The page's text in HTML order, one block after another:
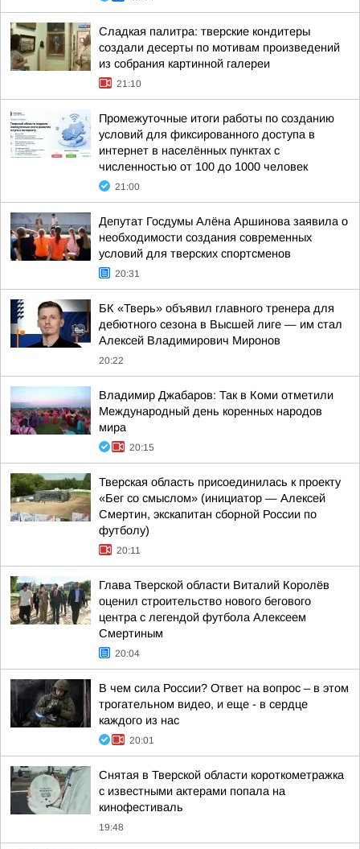
Сладкая палитра: тверские кондитеры
создали десерты по мотивам произведений
из собрания картинной галереи
21:10
Промежуточные итоги работы по созданию
условий для фиксированного доступа в
интернет в населённых пунктах с
численностью от 100 до 1000 человек
21:00
Депутат Госдумы Алёна Аршинова заявила о
необходимости создания современных
условий для тверских спортсменов
20:31
БК «Тверь» объявил главного тренера для
дебютного сезона в Высшей лиге — им стал
Алексей Владимирович Миронов
20:22
Владимир Джабаров: Так в Коми отметили
Международный день коренных народов
мира
20:15
Тверская область присоединилась к проекту
«Бег со смыслом» (инициатор — Алексей
Смертин, экскапитан сборной России по
футболу)
20:11
Глава Тверской области Виталий Королёв
оценил строительство нового бегового
центра с легендой футбола Алексеем
Смертиным
20:04
В чем сила России? Ответ на вопрос – в этом
трогательном видео, и еще - в сердце
каждого из нас
20:01
Снятая в Тверской области короткометражка
с известными актерами попала на
кинофестиваль
19:48